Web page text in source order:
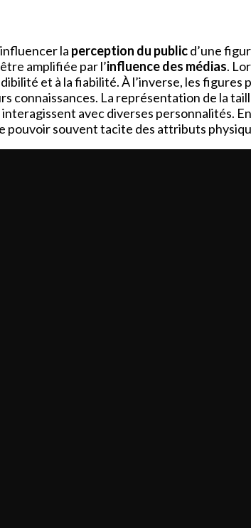
la perception du publicd’une
amplifiée par l’influence des médias.
et à la fiabilité. À l’inverse, les figures
La représentation de la
avec diverses personnalités.
pouvoir souvent tacite des attributs